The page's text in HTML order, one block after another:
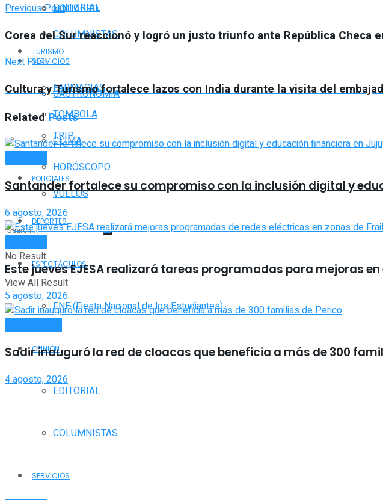
EDITORIAL
COLUMNISTAS
SERVICIOS
FARMACIAS
TOMBOLA
CLIMA
HORÓSCOPO
VUELOS
No Result
View All Result
NOTIAGRO
TURISMO
GASTRONOMÍA
TRIP
POLICIALES
DEPORTES
ESPECTÁCULOS
FNE (Fiesta Nacional de los Estudiantes)
OPINIÓN
EDITORIAL
COLUMNISTAS
SERVICIOS
Previous Post
Corea del Sur reaccionó y logró un justo triunfo ante República Checa
Next Post
Cultura y Turismo fortalece lazos con India durante la visita del
RelatedPosts
Santander fortalece su compromiso con la inclusión digital y
6 agosto, 2026
Este jueves EJESA realizará tareas programadas para mejoras
5 agosto, 2026
Sadir inauguró la red de cloacas que beneficia a más de 300
4 agosto, 2026